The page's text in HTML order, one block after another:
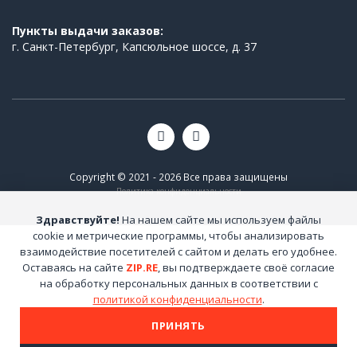
Пункты выдачи заказов:
г. Санкт-Петербург, Капсюльное шоссе, д. 37
Copyright © 2021 - 2026 Все права защищены
Политика конфиденциальности
Здравствуйте! На нашем сайте мы используем файлы
cookie и метрические программы, чтобы анализировать
взаимодействие посетителей с сайтом и делать его удобнее.
Оставаясь на сайте ZIP.RE, вы подтверждаете своё согласие
на обработку персональных данных в соответствии с
политикой конфиденциальности.
ПРИНЯТЬ